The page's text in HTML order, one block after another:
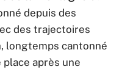
depuis des
des trajectoires
longtemps cantonné
place après une